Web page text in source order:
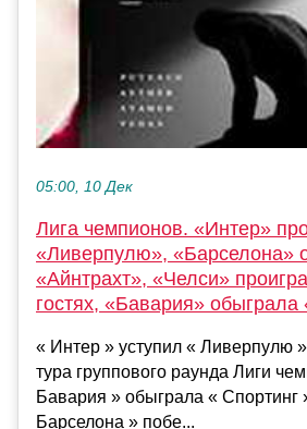
05:00, 10 Дек
Лига чемпионов. «Интер»
«Ливерпулю», «Барселона»
«Айнтрахт», «Челси»
гостях, «Бавария» обыграла
« Интер » уступил « Ливерпулю
тура группового раунда Лиги
Бавария » обыграла « Спортинг
Барселона » побе...